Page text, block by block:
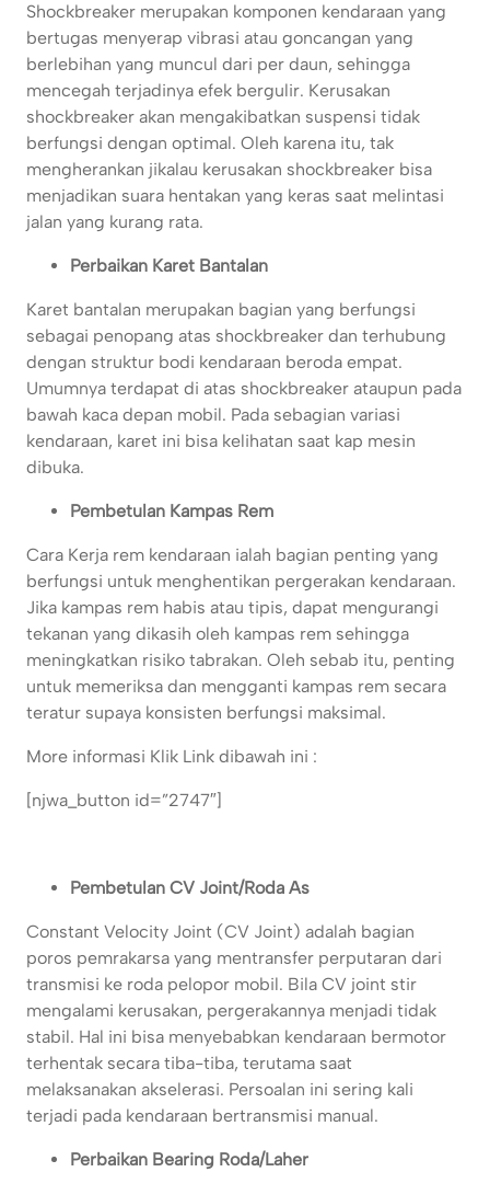
Shockbreaker merupakan komponen kendaraan yang
bertugas menyerap vibrasi atau goncangan yang
berlebihan yang muncul dari per daun, sehingga
mencegah terjadinya efek bergulir. Kerusakan
shockbreaker akan mengakibatkan suspensi tidak
berfungsi dengan optimal. Oleh karena itu, tak
mengherankan jikalau kerusakan shockbreaker bisa
menjadikan suara hentakan yang keras saat melintasi
jalan yang kurang rata.
Perbaikan Karet Bantalan
Karet bantalan merupakan bagian yang berfungsi
sebagai penopang atas shockbreaker dan terhubung
dengan struktur bodi kendaraan beroda empat.
Umumnya terdapat di atas shockbreaker ataupun pada
bawah kaca depan mobil. Pada sebagian variasi
kendaraan, karet ini bisa kelihatan saat kap mesin
dibuka.
Pembetulan Kampas Rem
Cara Kerja rem kendaraan ialah bagian penting yang
berfungsi untuk menghentikan pergerakan kendaraan.
Jika kampas rem habis atau tipis, dapat mengurangi
tekanan yang dikasih oleh kampas rem sehingga
meningkatkan risiko tabrakan. Oleh sebab itu, penting
untuk memeriksa dan mengganti kampas rem secara
teratur supaya konsisten berfungsi maksimal.
More informasi Klik Link dibawah ini :
[njwa_button id=”2747″]
Pembetulan CV Joint/Roda As
Constant Velocity Joint (CV Joint) adalah bagian
poros pemrakarsa yang mentransfer perputaran dari
transmisi ke roda pelopor mobil. Bila CV joint stir
mengalami kerusakan, pergerakannya menjadi tidak
stabil. Hal ini bisa menyebabkan kendaraan bermotor
terhentak secara tiba-tiba, terutama saat
melaksanakan akselerasi. Persoalan ini sering kali
terjadi pada kendaraan bertransmisi manual.
Perbaikan Bearing Roda/Laher